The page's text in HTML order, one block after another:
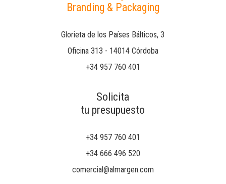
Branding & Packaging
Glorieta de los Países Bálticos, 3
Oficina 313 - 14014 Córdoba
+34 957 760 401
Solicita
tu presupuesto
+34 957 760 401
+34 666 496 520
comercial@almargen.com